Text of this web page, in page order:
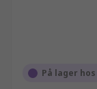
På lager